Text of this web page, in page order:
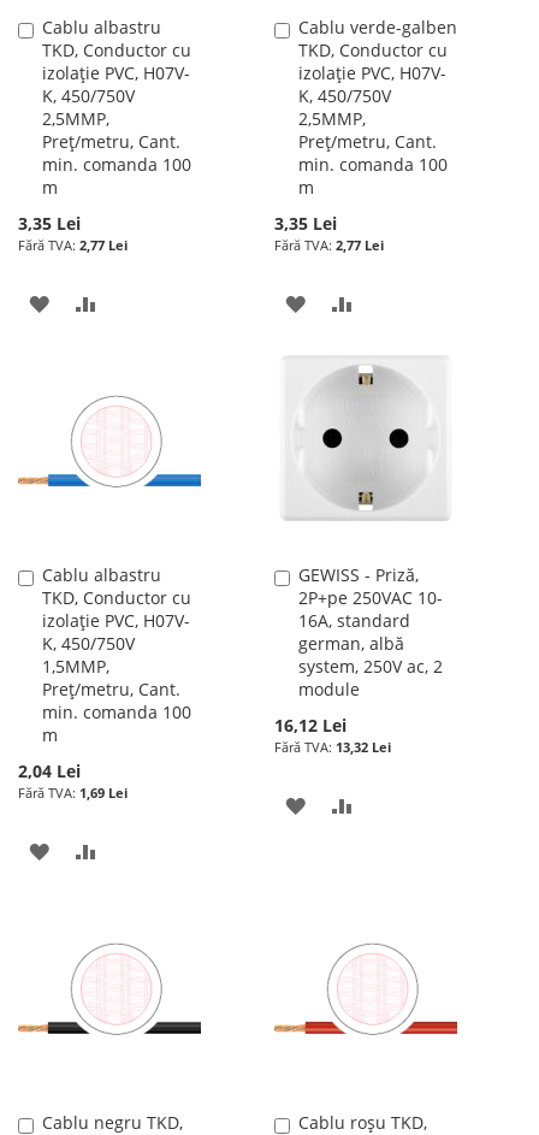
Cablu albastru
TKD, Conductor cu
izolație PVC, H07V-
K, 450/750V
2,5MMP,
Preț/metru, Cant.
min. comanda 100
m
3,35 Lei
2,77 Lei
Adauga
în
cos
ADAUGATI
DE
DORINTE
Cablu verde-galben
TKD, Conductor cu
izolație PVC, H07V-
K, 450/750V
2,5MMP,
Preț/metru, Cant.
min. comanda 100
m
3,35 Lei
2,77 Lei
Adauga
în
cos
ADAUGATI
LISTA
DE
COMPARARE
Cablu albastru
TKD, Conductor cu
izolație PVC, H07V-
K, 450/750V
1,5MMP,
Preț/metru, Cant.
min. comanda 100
m
2,04 Lei
1,69 Lei
Adauga
în
cos
ADAUGATI
DE
DORINTE
GEWISS - Priză,
2P+pe 250VAC 10-
16A, standard
german, albă
system, 250V ac, 2
module
16,12 Lei
13,32 Lei
Adauga
în
cos
ADAUGATI
DORINTE
Cablu negru TKD,
Adauga
Cablu roșu TKD,
Adauga